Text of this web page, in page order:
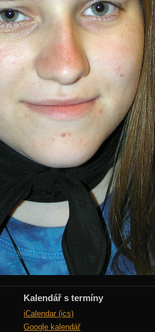
Kalendář s termíny
iCalendar (ics)
Google kalendář